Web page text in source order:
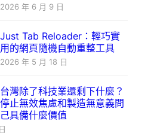
2026 年 6 月 9 日
Just Tab Reloader：輕巧實
用的網頁隨機自動重整工具
2026 年 5 月 18 日
台灣除了科技業還剩下什麼？
停止無效焦慮和製造無意義問
具備什麼價值